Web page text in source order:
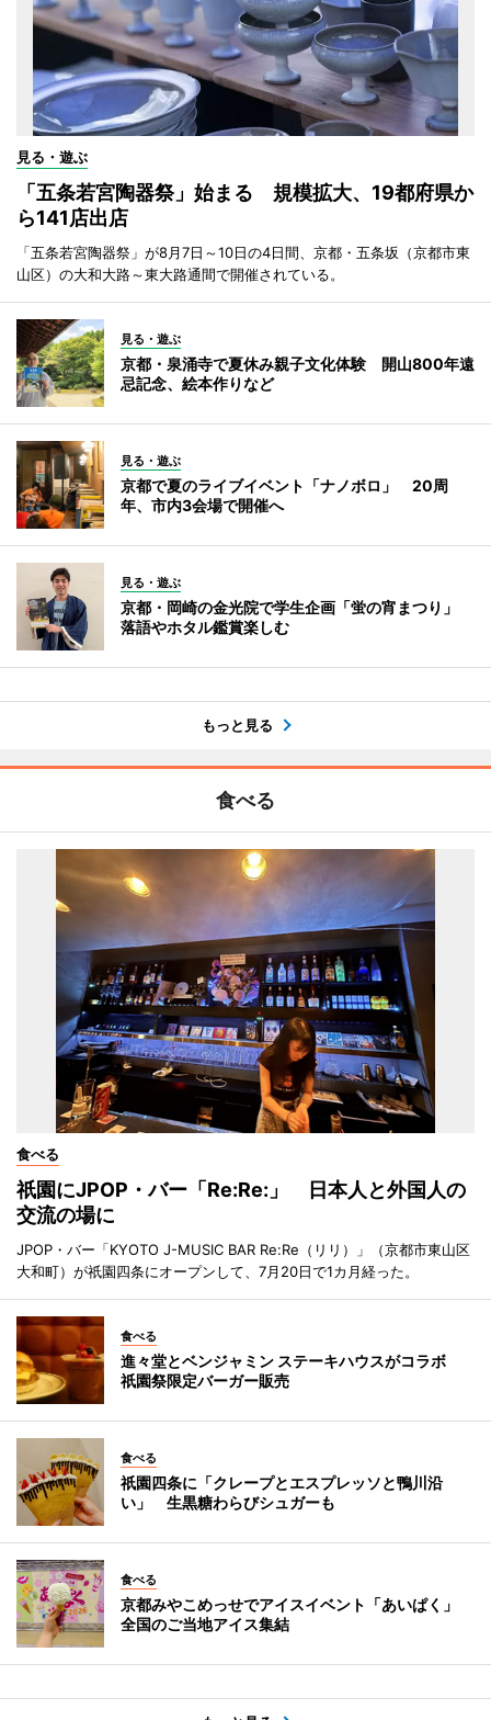
見る・遊ぶ
「五条若宮陶器祭」始まる 規模拡大、19都府県か
ら141店出店
「五条若宮陶器祭」が8月7日～10日の4日間、京都・五条坂（京都市東
山区）の大和大路～東大路通間で開催されている。
見る・遊ぶ
京都・泉涌寺で夏休み親子文化体験 開山800年遠
忌記念、絵本作りなど
見る・遊ぶ
京都で夏のライブイベント「ナノボロ」 20周
年、市内3会場で開催へ
見る・遊ぶ
京都・岡崎の金光院で学生企画「蛍の宵まつり」
落語やホタル鑑賞楽しむ
もっと見る
食べる
食べる
祇園にJPOP・バー「Re:Re:」 日本人と外国人の
交流の場に
JPOP・バー「KYOTO J-MUSIC BAR Re:Re（リリ）」（京都市東山区
大和町）が祇園四条にオープンして、7月20日で1カ月経った。
食べる
進々堂とベンジャミン ステーキハウスがコラボ
祇園祭限定バーガー販売
食べる
祇園四条に「クレープとエスプレッソと鴨川沿
い」 生黒糖わらびシュガーも
食べる
京都みやこめっせでアイスイベント「あいぱく」
全国のご当地アイス集結